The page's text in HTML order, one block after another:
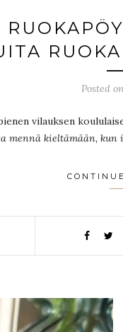
Posted
vilauksen
mennä kieltämään, kun